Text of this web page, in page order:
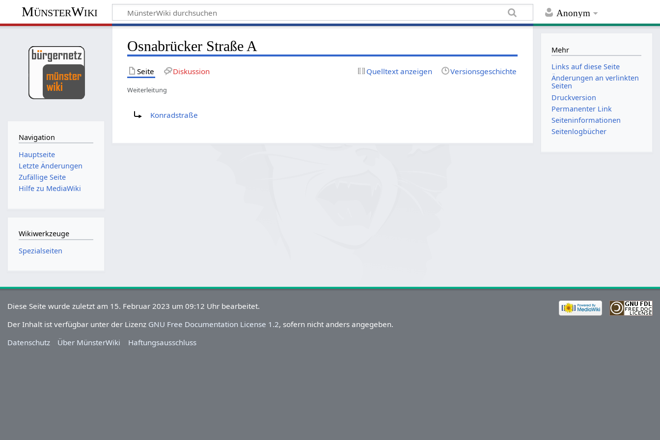
Anonym
MünsterWiki
Osnabrücker Straße A
Seite Diskussion Quelltext anzeigen Versionsgeschichte
Weiterleitung
Konradstraße
Navigation
Hauptseite
Letzte Änderungen
Zufällige Seite
Hilfe zu MediaWiki
Wikiwerkzeuge
Spezialseiten
Mehr
Links auf diese Seite
Änderungen an verlinkten
Seiten
Druckversion
Permanenter Link
Seiten­informationen
Seitenlogbücher
Diese Seite wurde zuletzt am 15. Februar 2023 um 09:12 Uhr bearbeitet.
Der Inhalt ist verfügbar unter der Lizenz GNU Free Documentation License 1.2, sofern nicht anders angegeben.
Datenschutz
Über MünsterWiki Haftungsausschluss